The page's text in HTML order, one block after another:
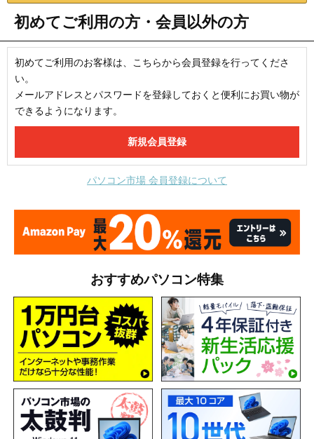
初めてご利用の方・会員以外の方
初めてご利用のお客様は、こちらから会員登録を行ってくださ
い。
メールアドレスとパスワードを登録しておくと便利にお買い物が
できるようになります。
パソコン市場 会員登録について
おすすめパソコン特集